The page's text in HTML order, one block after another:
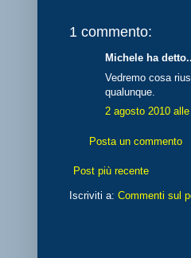
1 commento:
Michele ha
Vedremo cosa
qualunque.
2 agosto 2010
Posta un commento
Post più recente
Iscriviti a: Commenti sul